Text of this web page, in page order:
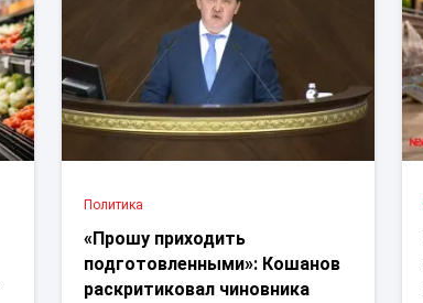
Политика
«Прошу приходить
подготовленными»: Кошанов
раскритиковал чиновника